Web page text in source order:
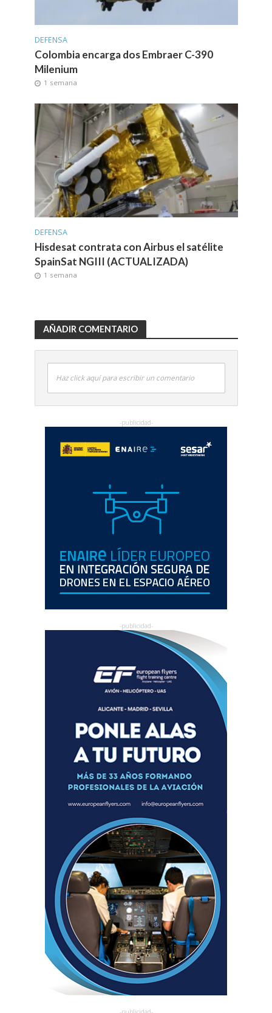
DEFENSA
Colombia encarga dos Embraer C-390
Milenium
1 semana
DEFENSA
Hisdesat contrata con Airbus el satélite
SpainSat NGIII (ACTUALIZADA)
1 semana
AÑADIR COMENTARIO
Haz click aquí para escribir un comentario